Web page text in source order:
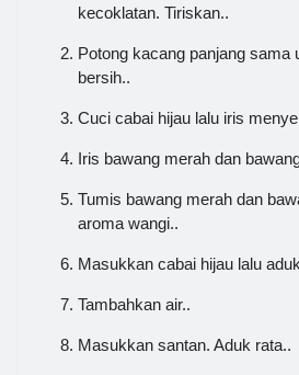
kecoklatan. Tiriskan..
Potong kacang panjang sama
bersih..
Cuci cabai hijau lalu iris
Iris bawang merah dan
Tumis bawang merah dan
aroma wangi..
Masukkan cabai hijau lalu
Tambahkan air..
Masukkan santan. Aduk rata..